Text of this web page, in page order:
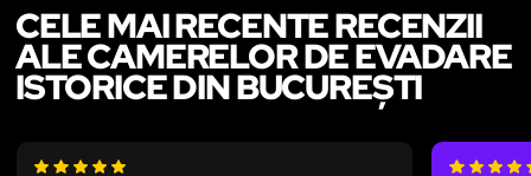
CELE MAI RECENTE RECENZII
ALE CAMERELOR DE EVADARE
ISTORICE DIN BUCUREȘTI